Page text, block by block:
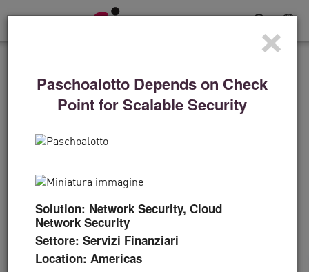
×
Paschoalotto Depends on Check
Point for Scalable Security
Solution: Network Security, Cloud
Network Security
Settore: Servizi Finanziari
Location: Americas
Per i Denver Broncos, la
difesa è una strategia
vincente
"La tecnologia è innanzitutto fondamentale, ma si
tratta anche delle persone, e questo è un altro
ambito in cui Check Point è emersa come
leader."